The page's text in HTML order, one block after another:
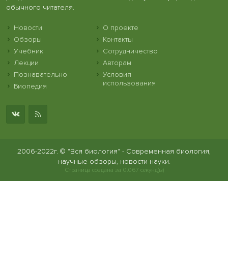
обычного читателя.
Новости
Обзоры
Учебник
Лекции
Познавательно
Биопедия
О проекте
Контакты
Сотрудничество
Авторам
Условия
использования
2006-2022г. © "Вся биология" - Современная биология,
научные обзоры, новости науки.
Страница создана за 0.067 секунд(ы)